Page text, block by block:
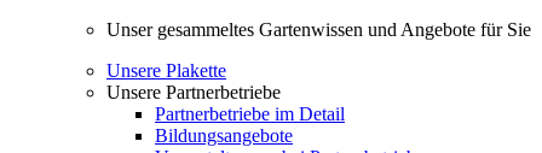
Unser gesammeltes Gartenwissen und Angebote für Sie
Unsere Plakette
Unsere Partnerbetriebe
Partnerbetriebe im Detail
Bildungsangebote